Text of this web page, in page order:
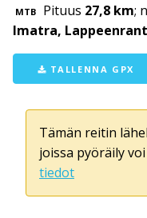
MTB Pituus 27,8 km;
Imatra,
TALLENNA GPX
Tämän reitin
joissa pyöräily
tiedot